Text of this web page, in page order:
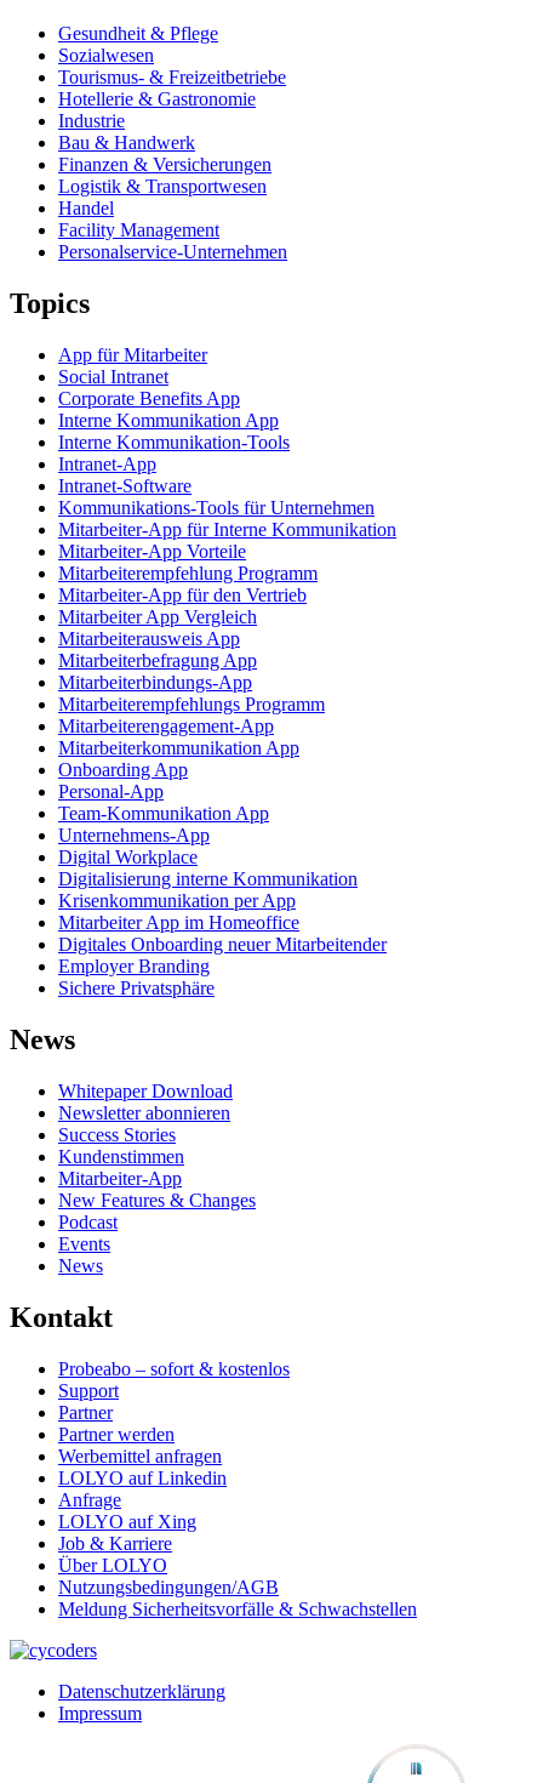
Gesundheit & Pflege
Sozialwesen
Tourismus- & Freizeitbetriebe
Hotellerie & Gastronomie
Industrie
Bau & Handwerk
Finanzen & Versicherungen
Logistik & Transportwesen
Handel
Facility Management
Personalservice-Unternehmen
Topics
App für Mitarbeiter
Social Intranet
Corporate Benefits App
Interne Kommunikation App
Interne Kommunikation-Tools
Intranet-App
Intranet-Software
Kommunikations-Tools für Unternehmen
Mitarbeiter-App für Interne Kommunikation
Mitarbeiter-App Vorteile
Mitarbeiterempfehlung Programm
Mitarbeiter-App für den Vertrieb
Mitarbeiter App Vergleich
Mitarbeiterausweis App
Mitarbeiterbefragung App
Mitarbeiterbindungs-App
Mitarbeiterempfehlungs Programm
Mitarbeiterengagement-App
Mitarbeiterkommunikation App
Onboarding App
Personal-App
Team-Kommunikation App
Unternehmens-App
Digital Workplace
Digitalisierung interne Kommunikation
Krisenkommunikation per App
Mitarbeiter App im Homeoffice
Digitales Onboarding neuer Mitarbeitender
Employer Branding
Sichere Privatsphäre
News
Whitepaper Download
Newsletter abonnieren
Success Stories
Kundenstimmen
Mitarbeiter-App
New Features & Changes
Podcast
Events
News
Kontakt
Probeabo – sofort & kostenlos
Support
Partner
Partner werden
Werbemittel anfragen
LOLYO auf Linkedin
Anfrage
LOLYO auf Xing
Job & Karriere
Über LOLYO
Nutzungsbedingungen/AGB
Meldung Sicherheitsvorfälle & Schwachstellen
Datenschutzerklärung
Impressum